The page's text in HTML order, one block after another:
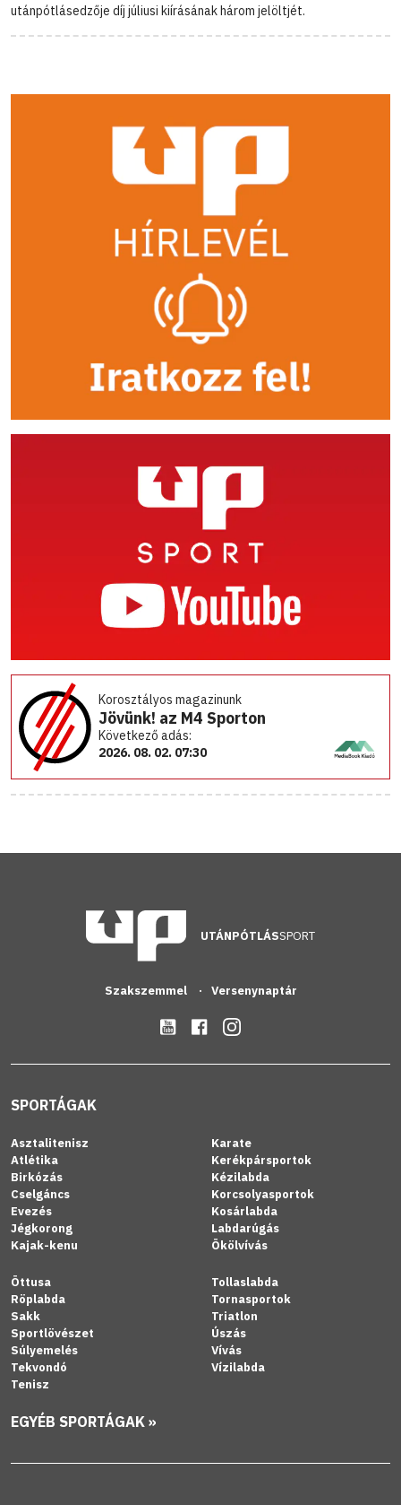
utánpótlásedzője díj júliusi kiírásának három jelöltjét.
Korosztályos magazinunk
Jövünk! az M4 Sporton
Következő adás:
2026. 08. 02. 07:30
UTÁNPÓTLÁSSPORT
Szakszemmel Versenynaptár
SPORTÁGAK
Asztalitenisz
Atlétika
Birkózás
Cselgáncs
Evezés
Jégkorong
Kajak-kenu
Karate
Kerékpársportok
Kézilabda
Korcsolyasportok
Kosárlabda
Labdarúgás
Ökölvívás
Öttusa
Röplabda
Sakk
Sportlövészet
Súlyemelés
Tekvondó
Tenisz
Tollaslabda
Tornasportok
Triatlon
Úszás
Vívás
Vízilabda
EGYÉB SPORTÁGAK »